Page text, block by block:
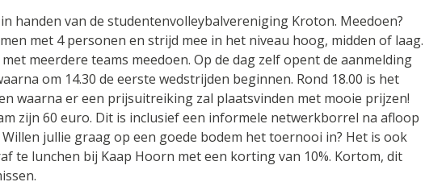
handen van de studentenvolleybalvereniging Kroton. Meedoen?
met 4 personen en strijd mee in het niveau hoog, midden of laag.
meerdere teams meedoen. Op de dag zelf opent de aanmelding
om 14.30 de eerste wedstrijden beginnen. Rond 18.00 is het
waarna er een prijsuitreiking zal plaatsvinden met mooie prijzen!
zijn 60 euro. Dit is inclusief een informele netwerkborrel na afloop
jullie graag op een goede bodem het toernooi in? Het is ook
te lunchen bij Kaap Hoorn met een korting van 10%. Kortom, dit